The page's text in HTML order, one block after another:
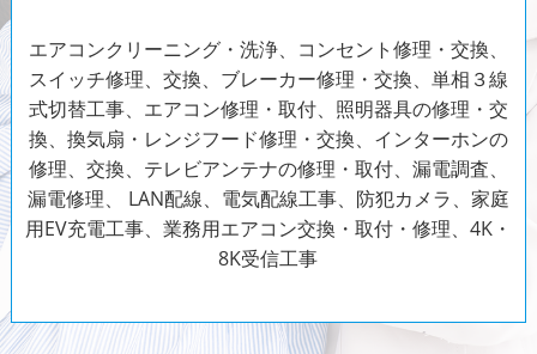
エアコンクリーニング・洗浄、コンセント修理・交換、
スイッチ修理、交換、ブレーカー修理・交換、単相３線
式切替工事、エアコン修理・取付、照明器具の修理・交
換、換気扇・レンジフード修理・交換、インターホンの
修理、交換、テレビアンテナの修理・取付、漏電調査、
漏電修理、 LAN配線、電気配線工事、防犯カメラ、家庭
用EV充電工事、業務用エアコン交換・取付・修理、4K・
8K受信工事